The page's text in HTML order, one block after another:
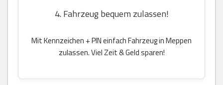
4. Fahrzeug bequem zulassen!
Mit Kennzeichen + PIN einfach Fahrzeug in Meppen
zulassen. Viel Zeit & Geld sparen!